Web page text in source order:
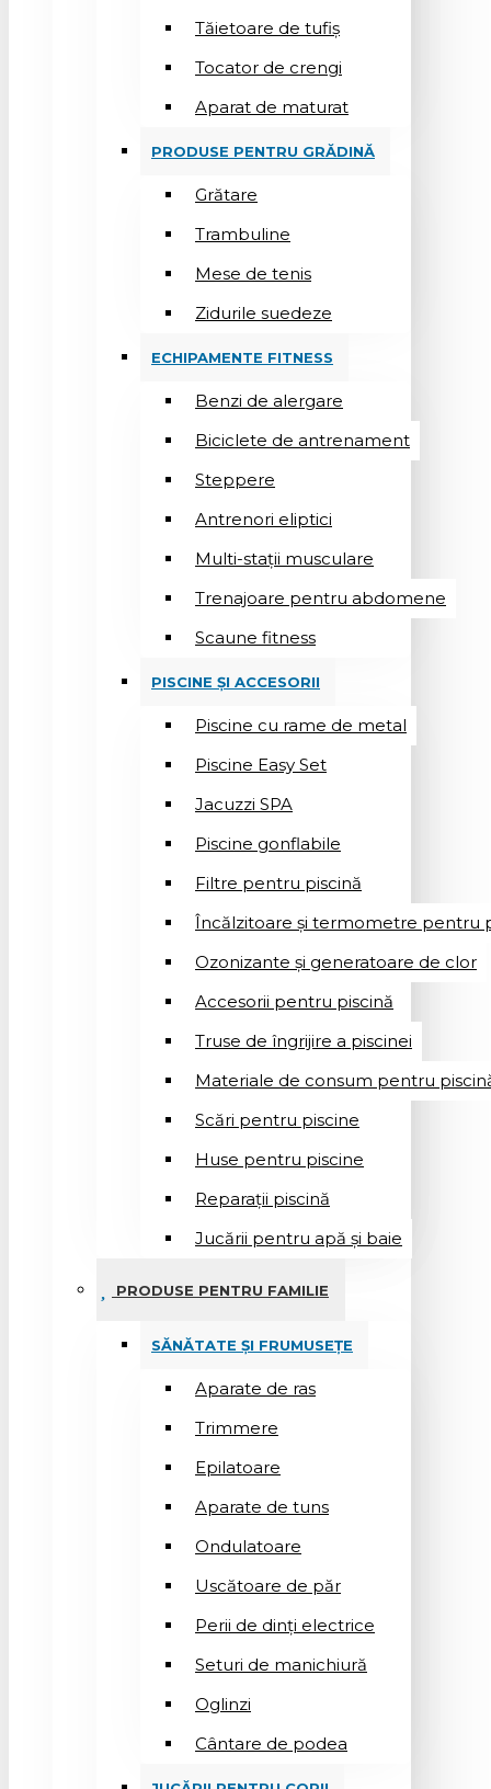
Tăietoare de tufiș
Tocator de crengi
Aparat de maturat
PRODUSE PENTRU GRĂDINĂ
Grătare
Trambuline
Mese de tenis
Zidurile suedeze
ECHIPAMENTE FITNESS
Benzi de alergare
Biciclete de antrenament
Steppere
Antrenori eliptici
Multi-stații musculare
Trenajoare pentru abdomene
Scaune fitness
PISCINE ȘI ACCESORII
Piscine cu rame de metal
Piscine Easy Set
Jacuzzi SPA
Piscine gonflabile
Filtre pentru piscină
Încălzitoare și termometre pentru
Ozonizante și generatoare de clor
Accesorii pentru piscină
Truse de îngrijire a piscinei
Materiale de consum pentru
Scări pentru piscine
Huse pentru piscine
Reparații piscină
Jucării pentru apă și baie
PRODUSE PENTRU FAMILIE
SĂNĂTATE ȘI FRUMUSEȚE
Aparate de ras
Trimmere
Epilatoare
Aparate de tuns
Ondulatoare
Uscătoare de păr
Perii de dinți electrice
Seturi de manichiură
Oglinzi
Cântare de podea